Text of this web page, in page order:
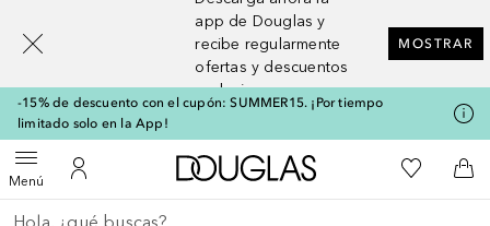
app de Douglas y
recibe regularmente
ofertas y descuentos
exclusivos
MOSTRAR
-15% de descuento con el cupón: SUMMER15. ¡Por tiempo
limitado solo en la App!
MenúAbrir menúMi cuenta
A Douglas HomeMi lista de
A
Regresar
Ejecutar búsqueda
[navigation.slideout.screenreader]